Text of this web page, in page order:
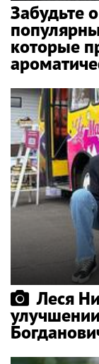
Забудьте
которые
Леся